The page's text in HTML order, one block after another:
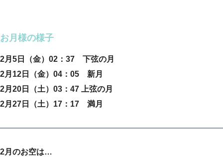
お月様の様子
2月5日（金）02：37 下弦の月
2月12日（金）04：05 新月
2月20日（土）03：47 上弦の月
2月27日（土）17：17 満月
2月のお空は…